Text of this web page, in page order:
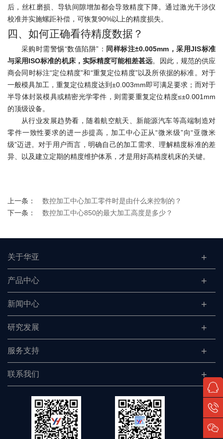
后，丝杠磨损、导轨间隙增加都会导致精度下降。通过激光干涉仪
校准并实施螺距补偿，可恢复90%以上的精度损失。
四、如何正确看待精度数据？
采购时需警惕“数值陷阱”： 同样标注±0.005mm，采用JIS标准
与采用ISO标准的机床，实际精度可能相差甚远。因此，规范的供应
商会同时标注“定位精度”和“重复定位精度”以及所依据的标准。 对于
一般模具加工，重复定位精度达到±0.003mm即可满足要求；而对于
半导体封装模具或精密光学零件，则需要重复定位精度≤±0.001mm
的顶级设备。
从行业发展趋势看，随着航空航天、新能源汽车等高端制造对
零件一致性要求的进一步提高，加工中心正从“微米级”向“亚微米
级”迈进。对于用户而言，明确自己的加工需求、理解精度标准的差
异、以及建立定期的精度维护体系，才是用好高精度机床的关键。
上一条：
数控加工中心加工零件时是由什么来控制的？
下一条：
数控加工中心850的最大加工高度是多少？
关于华亚
产品中心
新闻中心
研究发展
服务支持
联系我们